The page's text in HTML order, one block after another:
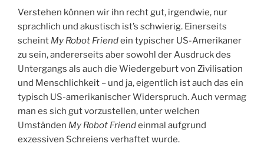
Verstehen können wir ihn recht gut, irgendwie, nur
sprachlich und akustisch ist’s schwierig. Einerseits
scheint My Robot Friendein typischer US-Amerikaner
zu sein, andererseits aber sowohl der Ausdruck des
Untergangs als auch die Wiedergeburt von Zivilisation
und Menschlichkeit – und ja, eigentlich ist auch das ein
typisch US-amerikanischer Widerspruch. Auch vermag
man es sich gut vorzustellen, unter welchen
Umständen My Robot Friendeinmal aufgrund
exzessiven Schreiens verhaftet wurde.